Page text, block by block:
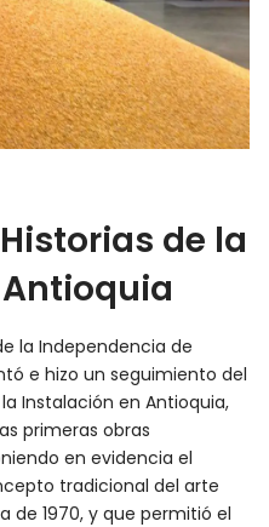
de la
la Independencia de
e hizo un seguimiento del
Instalación en Antioquia,
primeras obras
en evidencia el
tradicional del arte
de 1970, y que permitió el